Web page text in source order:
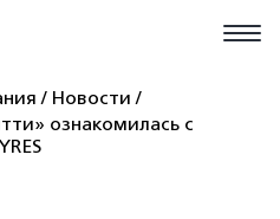
Новости
ознакомилась с